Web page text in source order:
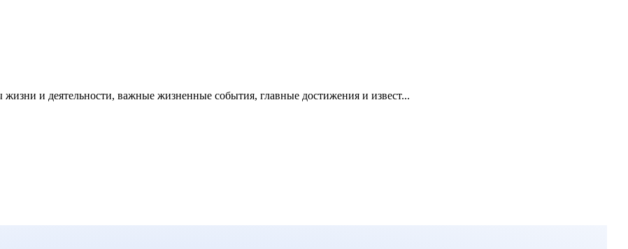
и деятельности, важные жизненные события, главные достижения и извест...